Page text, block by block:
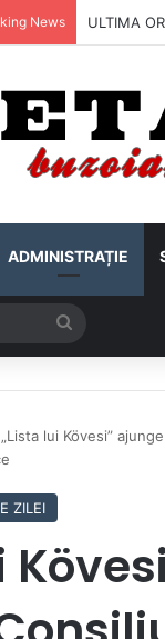
News Metalul
ADMINISTRAȚIE
„Lista lui Kövesi”
ZILEI